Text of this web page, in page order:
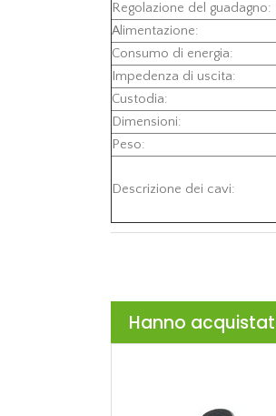
Regolazione del guadagno:
Alimentazione:
Consumo di energia:
Impedenza di uscita:
Custodia:
Dimensioni:
Peso:
Descrizione dei cavi:
Hanno